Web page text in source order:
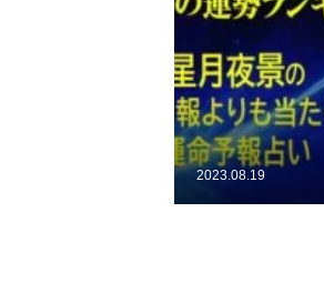
YouTube
Online Store
2023.08.19